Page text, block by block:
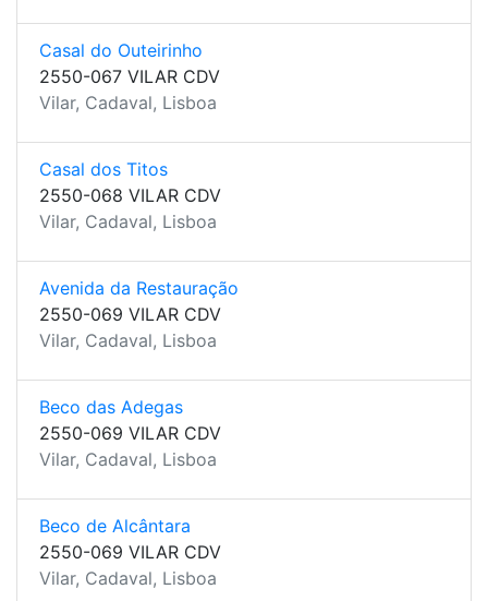
Casal do Outeirinho
2550-067 VILAR CDV
Vilar, Cadaval, Lisboa
Casal dos Titos
2550-068 VILAR CDV
Vilar, Cadaval, Lisboa
Avenida da Restauração
2550-069 VILAR CDV
Vilar, Cadaval, Lisboa
Beco das Adegas
2550-069 VILAR CDV
Vilar, Cadaval, Lisboa
Beco de Alcântara
2550-069 VILAR CDV
Vilar, Cadaval, Lisboa